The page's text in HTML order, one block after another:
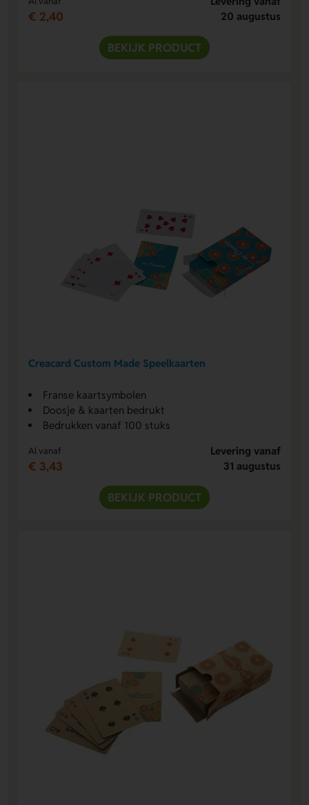
€ 2,40
20 augustus
BEKIJK PRODUCT
Creacard Custom Made Speelkaarten
Franse kaartsymbolen
Doosje & kaarten bedrukt
Bedrukken vanaf 100 stuks
Al vanaf
€ 3,43
Levering vanaf
31 augustus
BEKIJK PRODUCT